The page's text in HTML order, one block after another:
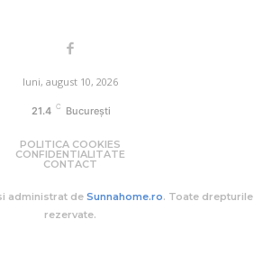
luni, august 10, 2026
21.4 C București
POLITICA COOKIES
CONFIDENTIALITATE
CONTACT
administrat de Sunnahome.ro. Toate drepturile
rezervate.